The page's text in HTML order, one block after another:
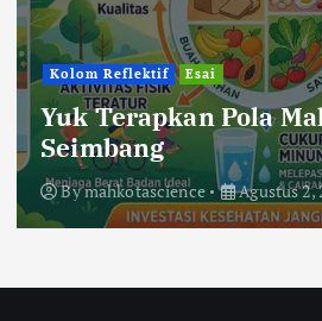
Kolom Reflektif Esai
Yuk Terapkan Pola
Seimbang
Bymahkotascience Agustus 2,